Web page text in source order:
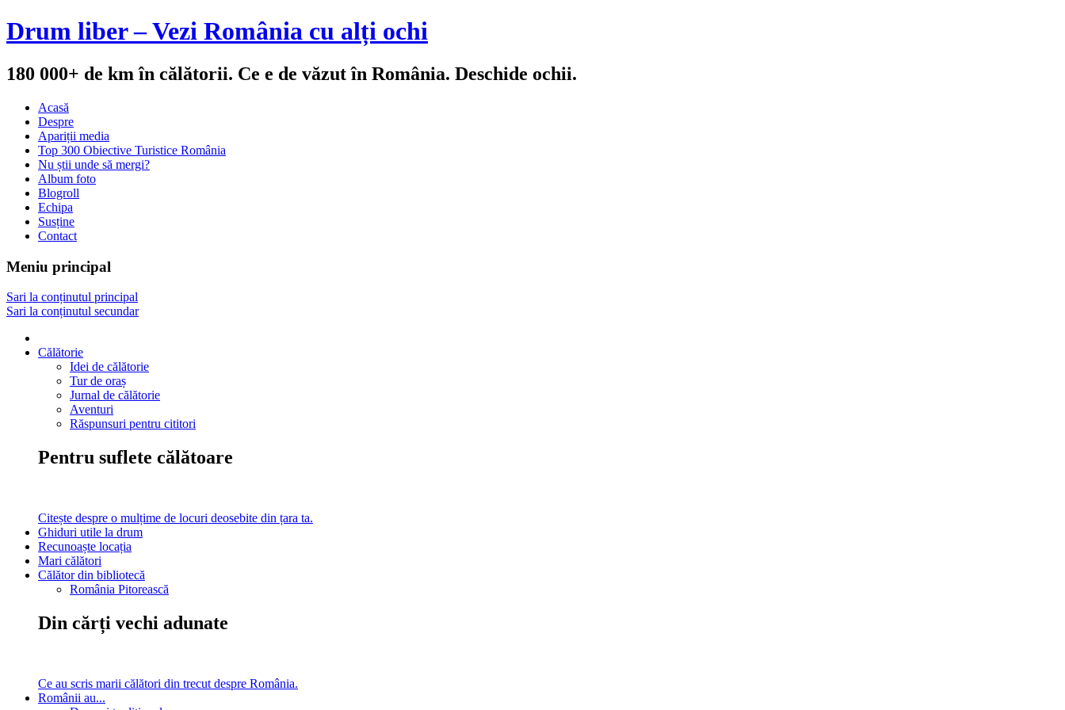
Drum liber – Vezi România cu alți ochi
180 000+ de km în călătorii. Ce e de văzut în România. Deschide ochii.
Acasă
Despre
Apariții media
Top 300 Obiective Turistice România
Nu știi unde să mergi?
Album foto
Blogroll
Echipa
Susține
Contact
Meniu principal
Sari la conținutul principal
Sari la conținutul secundar
Călătorie
Idei de călătorie
Tur de oraș
Jurnal de călătorie
Aventuri
Răspunsuri pentru cititori
Pentru suflete călătoare
Citește despre o mulțime de locuri deosebite din țara ta.
Ghiduri utile la drum
Recunoaște locația
Mari călători
Călător din bibliotecă
România Pitorească
Din cărți vechi adunate
Ce au scris marii călători din trecut despre România.
Românii au...